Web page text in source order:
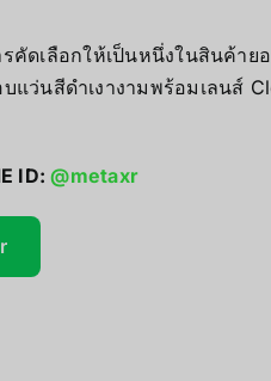
eGPU
Transmitters
Accessories
คัดเลือกให้เป็นหนึ่งในสินค้าย
แว่นสีดำเงางามพร้อมเลนส์
ID: @metaxr